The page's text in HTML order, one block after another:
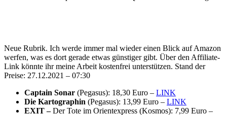
Neue Rubrik. Ich werde immer mal wieder einen Blick auf Amazon
werfen, was es dort gerade etwas günstiger gibt. Über den Affiliate-
Link könnte ihr meine Arbeit kostenfrei unterstützen. Stand der
Preise: 27.12.2021 – 07:30
Captain Sonar (Pegasus): 18,30 Euro – LINK
Die Kartographin (Pegasus): 13,99 Euro – LINK
EXIT –Der Tote im Orientexpress (Kosmos): 7,99 Euro –